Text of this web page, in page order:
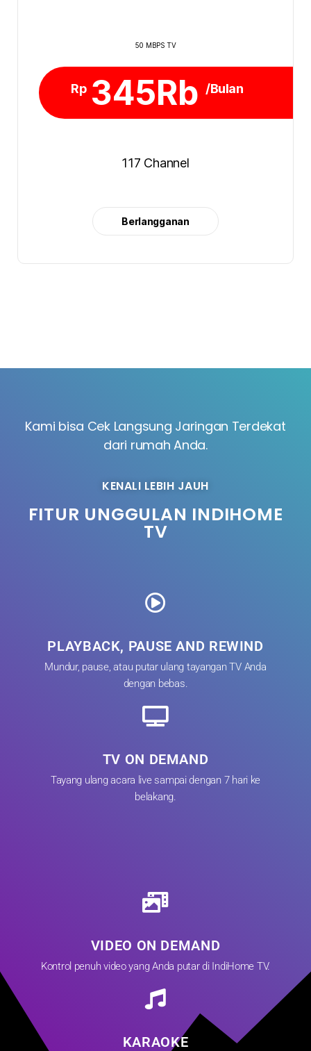
50 MBPS TV
Rp 345Rb /Bulan
117 Channel
Berlangganan
Kami bisa Cek Langsung Jaringan Terdekat
dari rumah Anda.
KENALI LEBIH JAUH
FITUR UNGGULAN INDIHOME
TV
PLAYBACK, PAUSE AND REWIND
Mundur, pause, atau putar ulang tayangan TV Anda
dengan bebas.
TV ON DEMAND
Tayang ulang acara live sampai dengan 7 hari ke
belakang.
VIDEO ON DEMAND
Kontrol penuh video yang Anda putar di IndiHome TV.
KARAOKE